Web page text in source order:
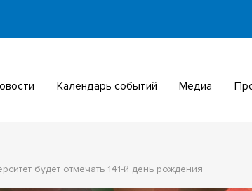
Календарь событий Медиа
будет отмечать 141-й день рождения